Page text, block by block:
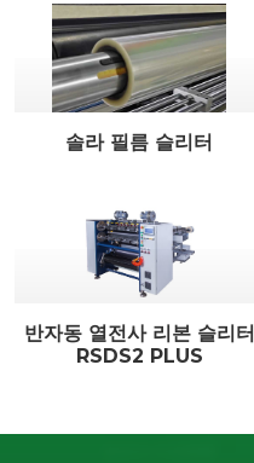
솔라 필름 슬리터
반자동 열전사 리본 슬리터
RSDS2 PLUS